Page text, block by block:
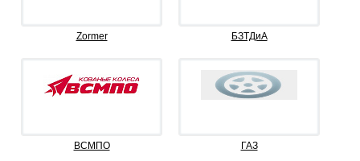
Zormer БЗТДиА
ВСМПО ГАЗ